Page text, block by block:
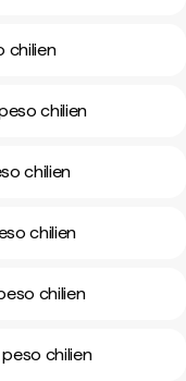
chilien
chilien
chilien
chilien
chilien
chilien